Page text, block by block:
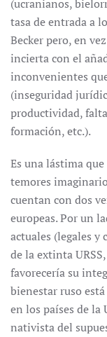
(ucranianos,
tasa de entrada a
Becker pero, en
incierta con el
inconvenientes
(inseguridad
productividad,
formación, etc.).
Es una lástima
temores
cuentan con dos
europeas. Por un
actuales (legales
de la extinta
favorecería su
bienestar ruso
en los países de
nativista del